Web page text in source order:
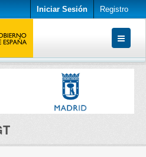
Iniciar Sesión Registro